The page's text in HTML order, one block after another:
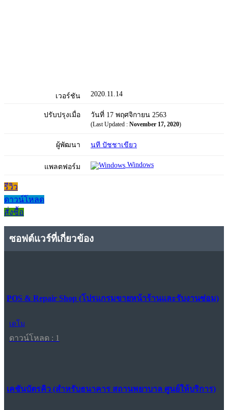
เวอร์ชัน 2020.11.14
ปรับปรุงเมื่อ วันที่ 17 พฤศจิกายน 2563
(Last Updated : November 17, 2020)
ผู้พัฒนา นที ปัชชาเขียว
แพลตฟอร์ม Windows
รีวิว
ดาวน์โหลด
สั่งซื้อ
ซอฟต์แวร์ที่เกี่ยวข้อง
POS & Repair Shop (โปรแกรมขายหน้าร้านและรับงานซ่อม)
เดโม
ดาวน์โหลด : 1
เคชันบัตรคิว (สำหรับธนาคาร สถานพยาบาล ศูนย์ให้บริการ)